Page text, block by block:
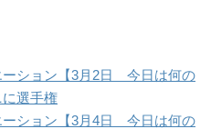
ーション【3月2日 今日は何の
選手権
ーション【3月4日 今日は何の